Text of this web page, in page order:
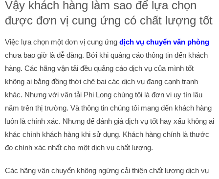
Vậy khách hàng làm sao để lựa chọn
được đơn vị cung ứng có chất lượng tốt
Việc lựa chọn một đơn vị cung ứng dịch vụ chuyển văn phòng
chưa bao giờ là dễ dàng. Bởi khi quảng cáo thông tin đến khách
hàng. Các hãng vận tải đều quảng cáo dịch vụ của mình tốt
không ai bằng đồng thời chê bai các dịch vụ đang cạnh tranh
khác. Nhưng với vận tải Phi Long chúng tôi là đơn vị uy tín lâu
năm trên thị trường. Và thông tin chúng tôi mang đến khách hàng
luôn là chính xác. Nhưng để đánh giá dịch vụ tốt hay xấu không ai
khác chính khách hàng khi sử dụng. Khách hàng chính là thước
đo chính xác nhất cho một dịch vụ chất lượng.
Các hãng vận chuyển không ngừng cải thiện chất lượng dịch vụ